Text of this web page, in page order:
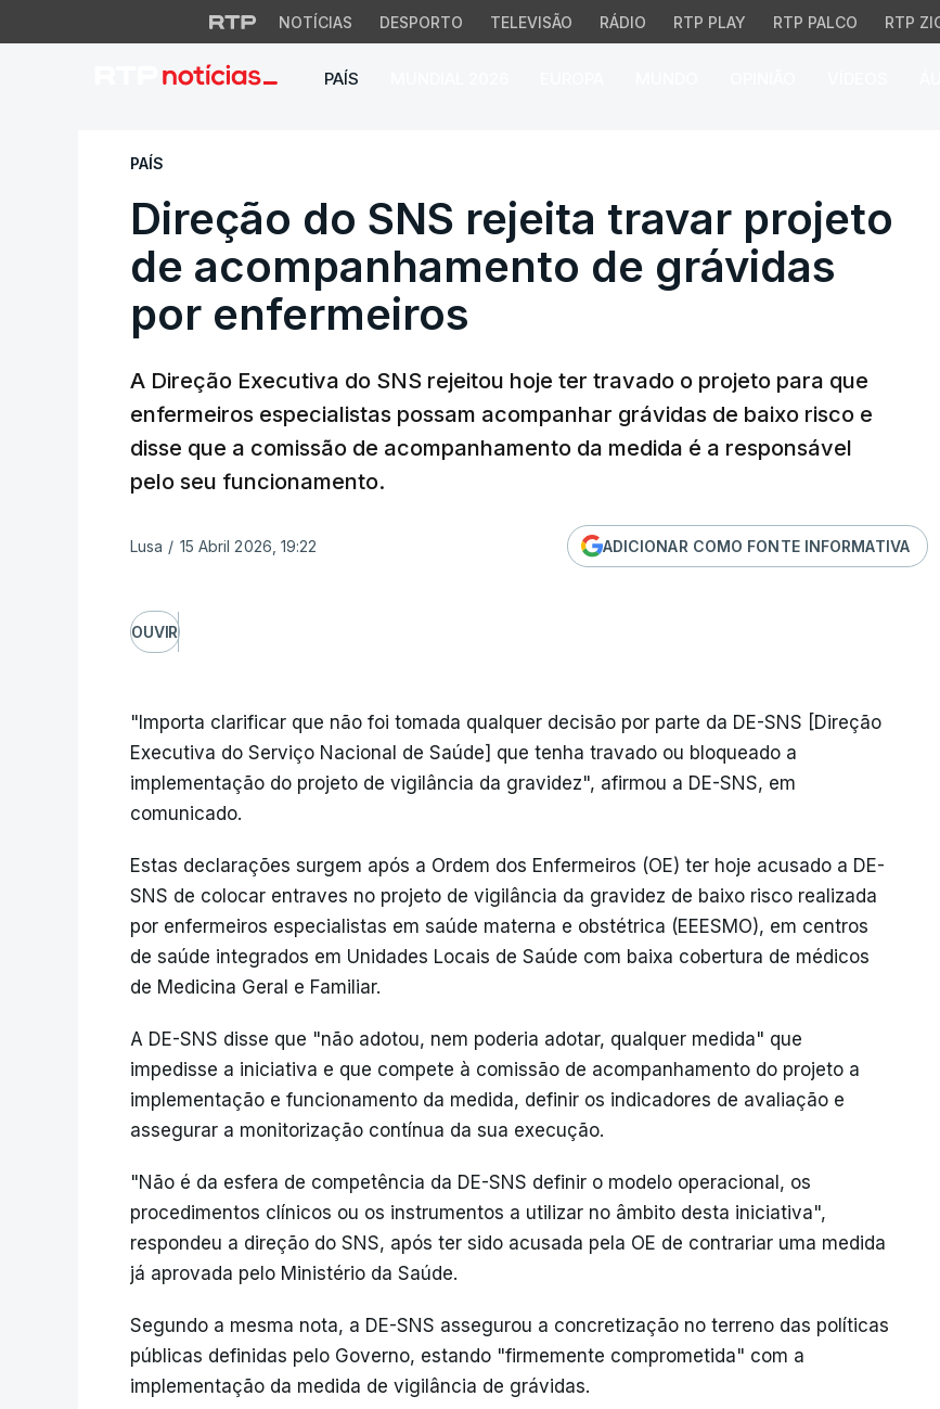
NOTÍCIAS DESPORTO TELEVISÃO RÁDIO RTP PLAY RTP PALCO RTP
PAÍS
Direção do SNS rejeita travar projeto
PAÍS
Direção do SNS rejeita travar projeto
de acompanhamento de grávidas
por enfermeiros
A Direção Executiva do SNS rejeitou hoje ter travado o projeto para que
enfermeiros especialistas possam acompanhar grávidas de baixo risco e
disse que a comissão de acompanhamento da medida é a responsável
pelo seu funcionamento.
Lusa / 15 Abril 2026, 19:22 ADICIONAR COMO FONTE INFORMATIVA
OUVIR
"Importa clarificar que não foi tomada qualquer decisão por parte da DE-SNS [Direção
Executiva do Serviço Nacional de Saúde] que tenha travado ou bloqueado a
implementação do projeto de vigilância da gravidez", afirmou a DE-SNS, em
comunicado.
Estas declarações surgem após a Ordem dos Enfermeiros (OE) ter hoje acusado a DE-
SNS de colocar entraves no projeto de vigilância da gravidez de baixo risco realizada
por enfermeiros especialistas em saúde materna e obstétrica (EEESMO), em centros
de saúde integrados em Unidades Locais de Saúde com baixa cobertura de médicos
de Medicina Geral e Familiar.
A DE-SNS disse que "não adotou, nem poderia adotar, qualquer medida" que
impedisse a iniciativa e que compete à comissão de acompanhamento do projeto a
implementação e funcionamento da medida, definir os indicadores de avaliação e
assegurar a monitorização contínua da sua execução.
"Não é da esfera de competência da DE-SNS definir o modelo operacional, os
procedimentos clínicos ou os instrumentos a utilizar no âmbito desta iniciativa",
respondeu a direção do SNS, após ter sido acusada pela OE de contrariar uma medida
já aprovada pelo Ministério da Saúde.
Segundo a mesma nota, a DE-SNS assegurou a concretização no terreno das políticas
públicas definidas pelo Governo, estando "firmemente comprometida" com a
implementação da medida de vigilância de grávidas.